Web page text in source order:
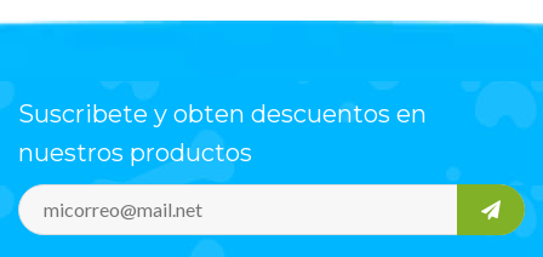
Suscribete y obten descuentos en
nuestros productos